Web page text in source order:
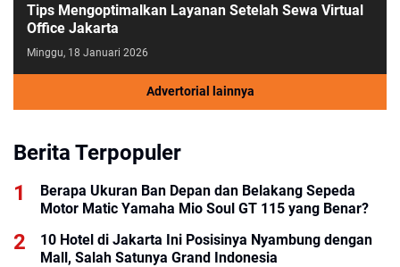
Tips Mengoptimalkan Layanan Setelah Sewa Virtual
Office Jakarta
Minggu, 18 Januari 2026
Advertorial lainnya
Berita Terpopuler
Berapa Ukuran Ban Depan dan Belakang Sepeda
Motor Matic Yamaha Mio Soul GT 115 yang Benar?
10 Hotel di Jakarta Ini Posisinya Nyambung dengan
Mall, Salah Satunya Grand Indonesia